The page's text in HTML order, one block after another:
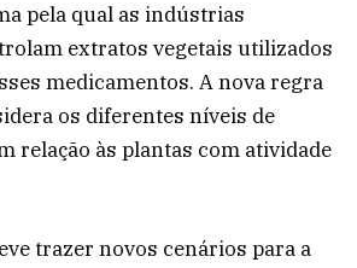
pela qual as indústrias
extratos vegetais utilizados
medicamentos. A nova regra
os diferentes níveis de
relação às plantas com atividade
trazer novos cenários para a